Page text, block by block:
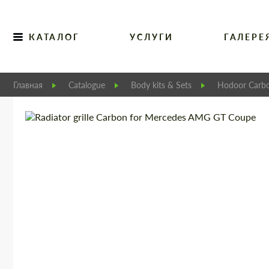
КАТАЛОГ УСЛУГИ
Главная Catalogue Body kits & Sets Hodoor